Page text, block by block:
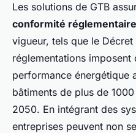
Les solutions de GTB
conformité réglementaire
vigueur, tels que le
réglementations
performance énergétique
bâtiments de plus de
2050. En intégrant des
entreprises peuvent non